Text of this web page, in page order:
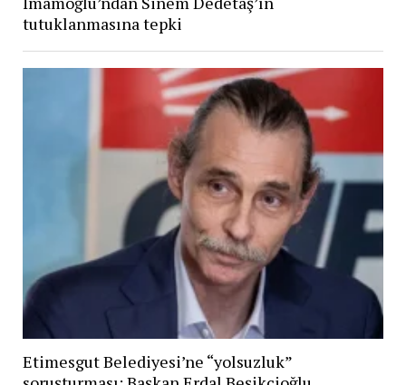
tutuklanmasına tepki
Etimesgut Belediyesi’ne “yolsuzluk”